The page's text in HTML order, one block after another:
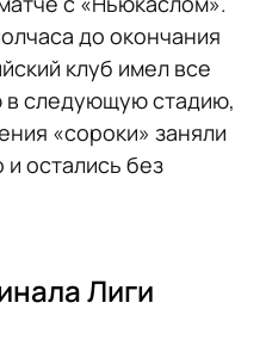
до окончания
клуб имел все
в следующую стадию,
«сороки» заняли
остались без
Лиги